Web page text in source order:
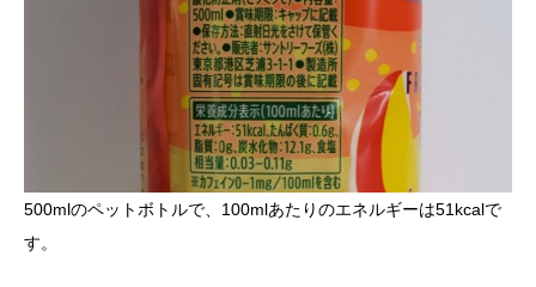
500mlのペットボトルで、100mlあたりのエネルギーは51kcalで
す。